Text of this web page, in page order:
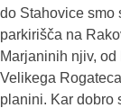
do Stahovice smo
parkirišča na
Marjaninih njiv,
Velikega
planini. Kar dobro